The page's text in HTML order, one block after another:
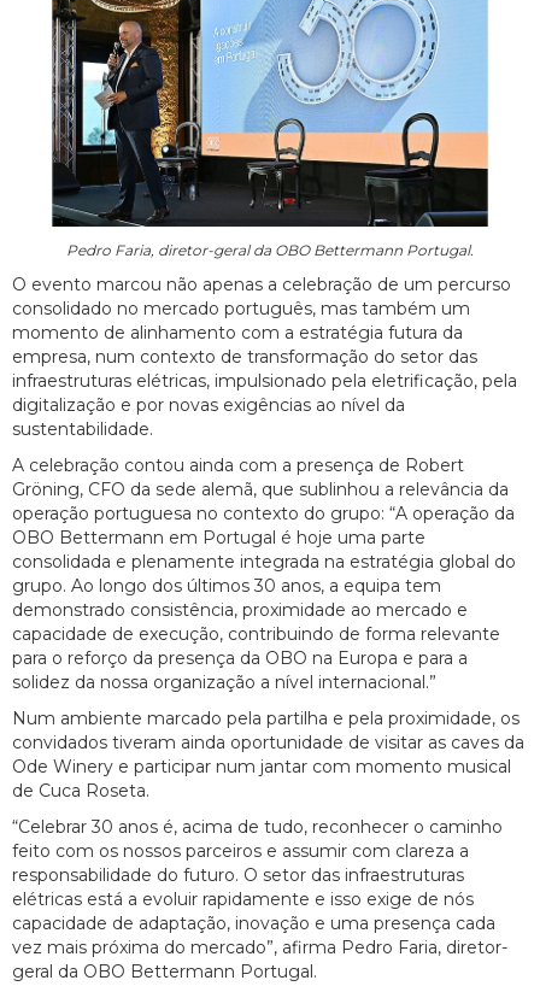
Pedro Faria, diretor-geral da OBO Bettermann Portugal.
O evento marcou não apenas a celebração de um percurso
consolidado no mercado português, mas também um
momento de alinhamento com a estratégia futura da
empresa, num contexto de transformação do setor das
infraestruturas elétricas, impulsionado pela eletrificação, pela
digitalização e por novas exigências ao nível da
sustentabilidade.
A celebração contou ainda com a presença de Robert
Gröning, CFO da sede alemã, que sublinhou a relevância da
operação portuguesa no contexto do grupo: “A operação da
OBO Bettermann em Portugal é hoje uma parte
consolidada e plenamente integrada na estratégia global do
grupo. Ao longo dos últimos 30 anos, a equipa tem
demonstrado consistência, proximidade ao mercado e
capacidade de execução, contribuindo de forma relevante
para o reforço da presença da OBO na Europa e para a
solidez da nossa organização a nível internacional.”
Num ambiente marcado pela partilha e pela proximidade, os
convidados tiveram ainda oportunidade de visitar as caves da
Ode Winery e participar num jantar com momento musical
de Cuca Roseta.
“Celebrar 30 anos é, acima de tudo, reconhecer o caminho
feito com os nossos parceiros e assumir com clareza a
responsabilidade do futuro. O setor das infraestruturas
elétricas está a evoluir rapidamente e isso exige de nós
capacidade de adaptação, inovação e uma presença cada
vez mais próxima do mercado”, afirma Pedro Faria, diretor-
geral da OBO Bettermann Portugal.